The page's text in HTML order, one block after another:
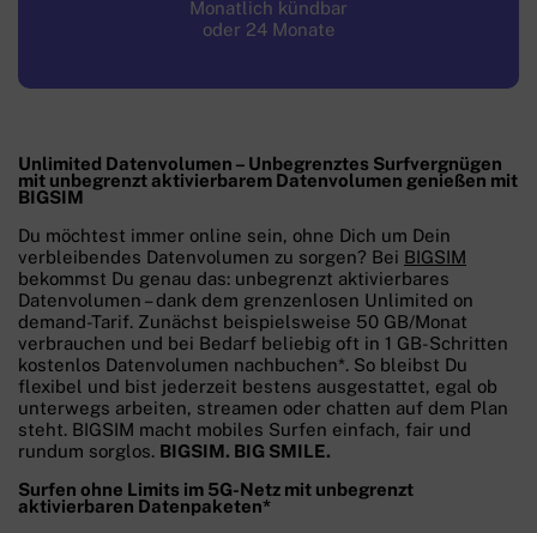
Monatlich kündbar
oder 24 Monate
Unlimited Datenvolumen – Unbegrenztes Surfvergnügen
mit unbegrenzt aktivierbarem Datenvolumen genießen mit
BIGSIM
Du möchtest immer online sein, ohne Dich um Dein
verbleibendes Datenvolumen zu sorgen? Bei BIGSIM
bekommst Du genau das: unbegrenzt aktivierbares
Datenvolumen – dank dem grenzenlosen Unlimited on
demand-Tarif. Zunächst beispielsweise 50 GB/Monat
verbrauchen und bei Bedarf beliebig oft in 1 GB-Schritten
kostenlos Datenvolumen nachbuchen*. So bleibst Du
flexibel und bist jederzeit bestens ausgestattet, egal ob
unterwegs arbeiten, streamen oder chatten auf dem Plan
steht. BIGSIM macht mobiles Surfen einfach, fair und
rundum sorglos. BIGSIM. BIG SMILE.
Surfen ohne Limits im 5G-Netz mit unbegrenzt
aktivierbaren Datenpaketen*